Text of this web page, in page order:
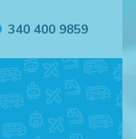
340 400 9859